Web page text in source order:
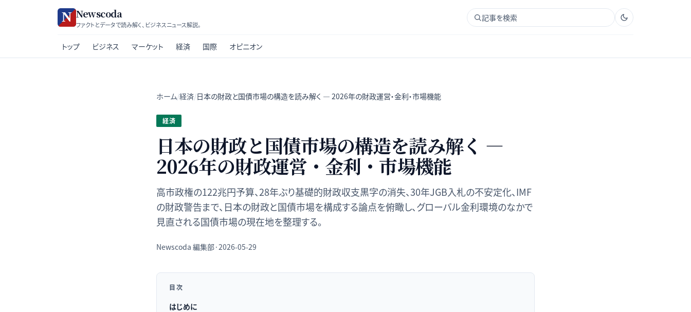
Newscoda
ファクトとデータで読み解く、ビジネスニュース解説。
記事を検索
トップ ビジネス マーケット 経済 国際 オピニオン
ホーム/経済/日本の財政と国債市場の構造を読み解く — 2026年の財政運営・金利・市場機能
経済
日本の財政と国債市場の構造を読み解く —
2026年の財政運営・金利・市場機能
高市政権の122兆円予算、28年ぶり基礎的財政収支黒字の消失、30年JGB入札の不安定化、IMF
の財政警告まで、日本の財政と国債市場を構成する論点を俯瞰し、グローバル金利環境のなかで
見直される国債市場の現在地を整理する。
Newscoda 編集部·2026-05-29
目次
はじめに